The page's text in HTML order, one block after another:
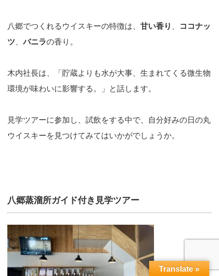
八郷でつくれるウイスキーの特徴は、 甘い香り
ココナッ
ツ 、バニラの香り。
木内社長は、「貯蔵よりも水が大事、生まれてくる微生物
環境が味わいに影響する。」と話します。
見学ツアーに参加し、試飲をする中で、自分好みの日の丸
ウイスキーを見つけてみてはいかがでしょうか。
八郷蒸溜所ガイド付き見学ツアー
Translate »